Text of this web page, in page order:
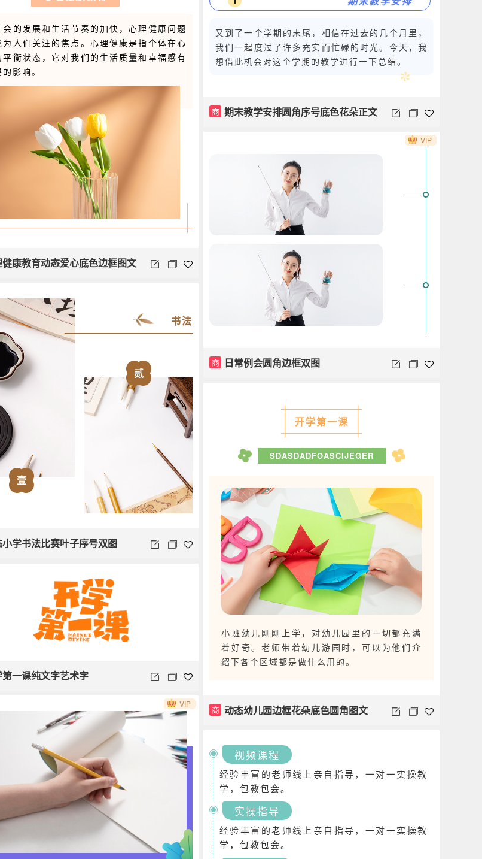
会的发展和生活节奏的加快，心理健康问题
为人们关注的焦点。心理健康是指个体在心
平衡状态，它对我们的生活质量和幸福感有
影响。
康教育动态爱心底色边框图文
又到了一个学期的末尾，相信在过去的几个月里，
我们一起度过了许多充实而忙碌的时光。今天，我
想借此机会对这个学期的教学进行一下总结。
商 期末教学安排圆角序号底色花朵正文
商 日常例会圆角边框双图
VIP
壹
书法
贰
学书法比赛叶子序号双图
开学第一课
SDASDADFOASCIJEGER
小班幼儿刚刚上学，对幼儿园里的一切都充满
着好奇。老师带着幼儿游园时，可以为他们介
绍下各个区域都是做什么用的。
商 动态幼儿园边框花朵底色圆角图文
一课纯文字艺术字
VIP
视频课程
经验丰富的老师线上亲自指导，一对一实操教
学，包教包会。
实操指导
经验丰富的老师线上亲自指导，一对一实操教
学，包教包会。